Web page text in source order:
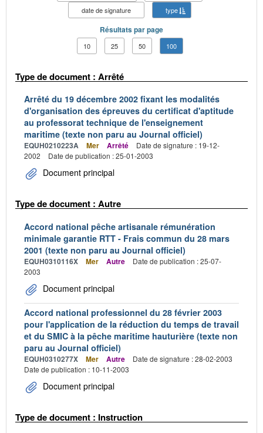
date de signature
type
Résultats par page
10 25 50 100
Type de document : Arrêté
Arrêté du 19 décembre 2002 fixant les modalités
d'organisation des épreuves du certificat d'aptitude
au professorat technique de l'enseignement
maritime (texte non paru au Journal officiel)
EQUH0210223A Mer Arrêté
Date de signature : 19-12-
2002
Date de publication : 25-01-2003
Document principal
Type de document : Autre
Accord national pêche artisanale rémunération
minimale garantie RTT - Frais commun du 28 mars
2001 (texte non paru au Journal officiel)
EQUH0310116X Mer Autre
Date de publication : 25-07-
2003
Document principal
Accord national professionnel du 28 février 2003
pour l'application de la réduction du temps de travail
et du SMIC à la pêche maritime hauturière (texte non
paru au Journal officiel)
EQUH0310277X Mer Autre
Date de signature : 28-02-2003
Date de publication : 10-11-2003
Document principal
Type de document : Instruction